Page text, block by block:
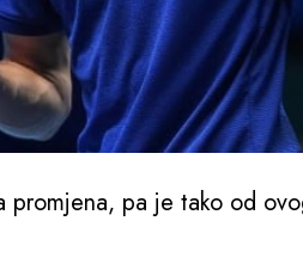
promjena, pa je tako od